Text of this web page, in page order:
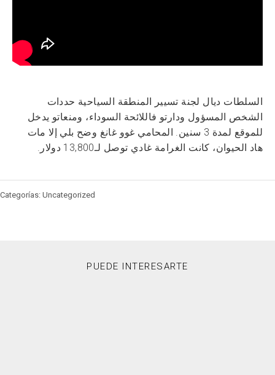
السلطات ديال لجنة تسيير المنطقة السياحية حددات
الشخص المسؤول ودارتو فاللائحة السوداء، ومنعاتو يدخل
للموقع لمدة 3 سنين. المحامي غوو غانغ وضح بلي إلا مات
هاد الحيوان، كانت الغرامة غادي توصل لـ13,800 دولار.
Categorías: Uncategorized
PUEDE INTERESARTE